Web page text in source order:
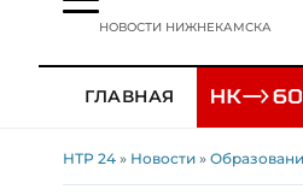
НОВОСТИ НИЖНЕКАМСКА
ГЛАВНАЯ
НТР 24 » Новости »